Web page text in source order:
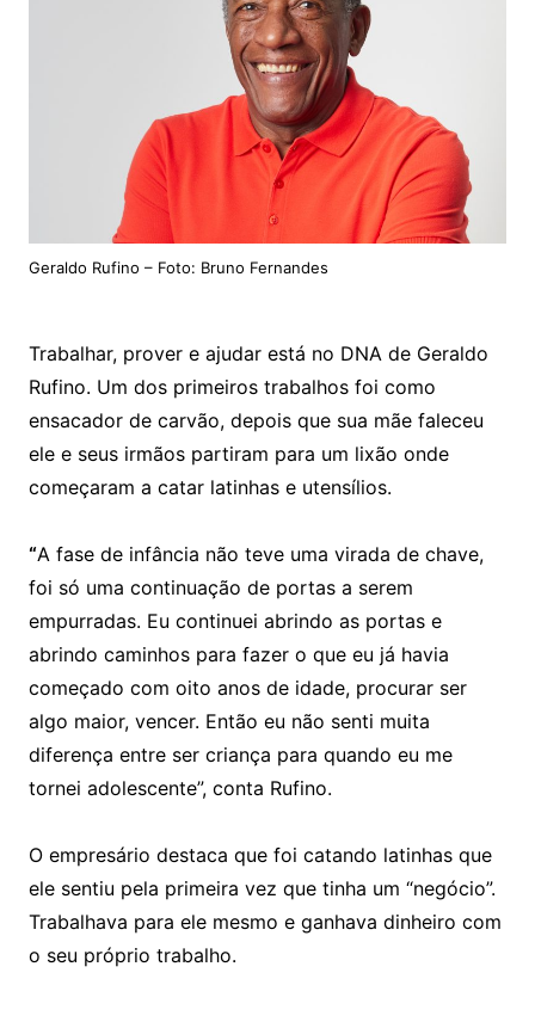
Geraldo Rufino – Foto: Bruno Fernandes
Trabalhar, prover e ajudar está no DNA de Geraldo
Rufino. Um dos primeiros trabalhos foi como
ensacador de carvão, depois que sua mãe faleceu
ele e seus irmãos partiram para um lixão onde
começaram a catar latinhas e utensílios.
“A fase de infância não teve uma virada de chave,
foi só uma continuação de portas a serem
empurradas. Eu continuei abrindo as portas e
abrindo caminhos para fazer o que eu já havia
começado com oito anos de idade, procurar ser
algo maior, vencer. Então eu não senti muita
diferença entre ser criança para quando eu me
tornei adolescente”, conta Rufino.
O empresário destaca que foi catando latinhas que
ele sentiu pela primeira vez que tinha um “negócio”.
Trabalhava para ele mesmo e ganhava dinheiro com
o seu próprio trabalho.